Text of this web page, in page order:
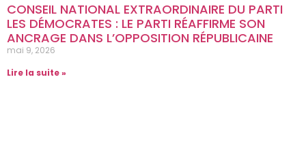
CONSEIL NATIONAL EXTRAORDINAIRE DU PARTI
LES DÉMOCRATES : LE PARTI RÉAFFIRME SON
ANCRAGE DANS L’OPPOSITION RÉPUBLICAINE
mai 9, 2026
Lire la suite »